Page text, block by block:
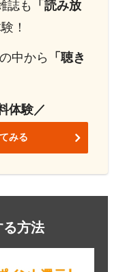
誌も
「読み放
！
中から
「聴き
体験／
みる
方法